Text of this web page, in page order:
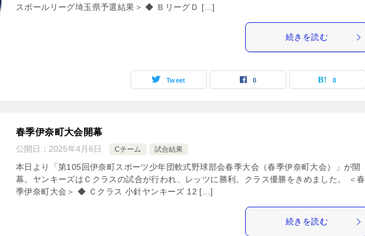
スボールリーグ埼玉県予選結果＞ ◆ ＢリーグＤ […]
続きを読む
Tweet 0 0
春季伊奈町大会開幕
公開日： 2025年4月6日 Cチーム 試合結果
本日より「第105回伊奈町スポーツ少年団軟式野球部会春季大会（春季伊奈町大会）」が開
幕。ヤンキーズはＣクラスの試合が行われ、レッツに勝利。クラス優勝をきめました。 ＜春
季伊奈町大会＞ ◆ Ｃクラス 小針ヤンキーズ 12 […]
続きを読む